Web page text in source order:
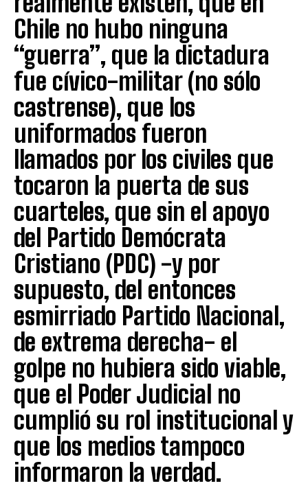
Chile no hubo ninguna
“guerra”, que la dictadura
fue cívico-militar (no sólo
castrense), que los
uniformados fueron
llamados por los civiles que
tocaron la puerta de sus
cuarteles, que sin el apoyo
del Partido Demócrata
Cristiano (PDC) -y por
supuesto, del entonces
esmirriado Partido Nacional,
de extrema derecha- el
golpe no hubiera sido viable,
que el Poder Judicial no
cumplió su rol institucional y
que los medios tampoco
informaron la verdad.